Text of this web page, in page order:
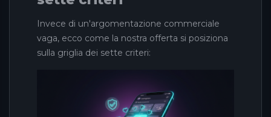
Invece di un'argomentazione commerciale
vaga, ecco come la nostra offerta si posiziona
sulla griglia dei sette criteri: